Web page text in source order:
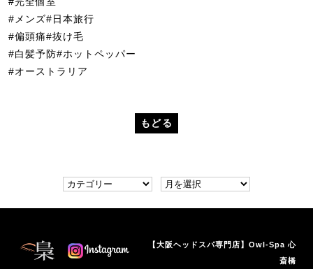
#メンズ#日本旅行
#偏頭痛#抜け毛
#白髪予防#ホットペッパー
#オーストラリア
もどる
【大阪ヘッドスパ専門店】Owl-Spa 心
斎橋